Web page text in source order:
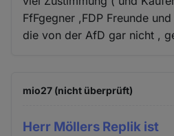
FfFgegner ,FDP Freunde
die von der AfD gar nicht ,
mio27 (nicht überprüft)
Herr Möllers Replik ist